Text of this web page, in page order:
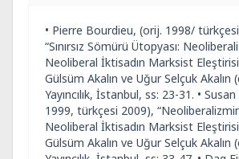
• Pierre Bourdieu, (orij. 1998/
“Sınırsız Sömürü Ütopyası:
Neoliberal İktisadın Marksist
Gülsüm Akalın ve Uğur Selçuk Akalın
Yayıncılık, İstanbul, ss: 23-31. •
1999, türkçesi 2009),
Neoliberal İktisadın Marksist
Gülsüm Akalın ve Uğur Selçuk Akalın